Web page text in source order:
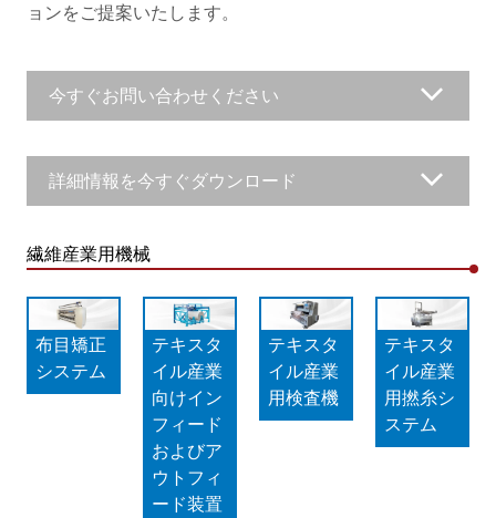
ョンをご提案いたします。
今すぐお問い合わせください
詳細情報を今すぐダウンロード
繊維産業用機械
布目矯正
システム
テキスタ
イル産業
向けイン
フィード
およびア
ウトフィ
ード装置
テキスタ
イル産業
用検査機
テキスタ
イル産業
用撚糸シ
ステム